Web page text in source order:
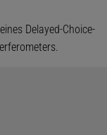
Delayed-Choice-